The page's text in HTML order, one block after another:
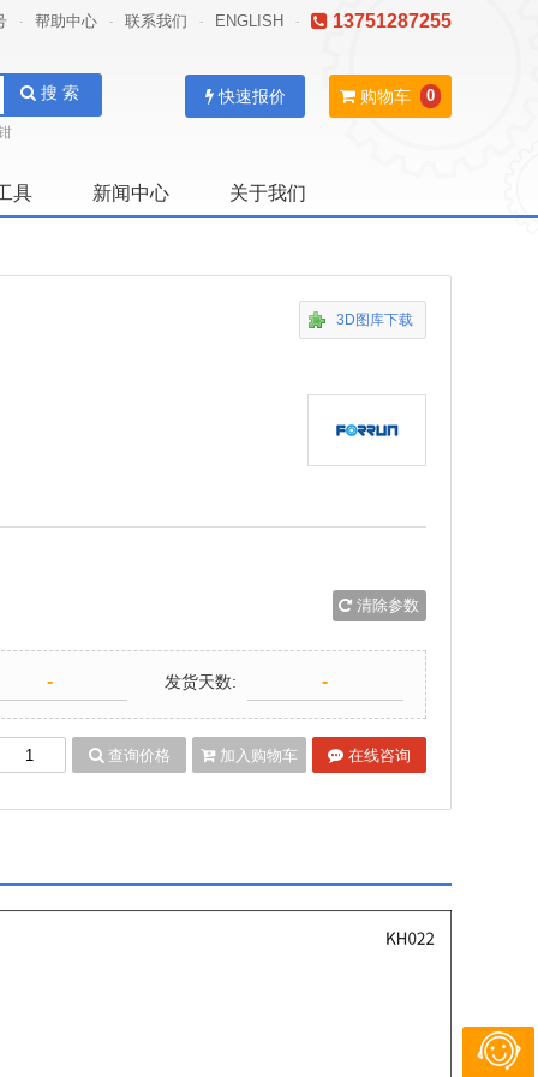
- 帮助中心 - 联系我们 - ENGLISH - 13751287255
搜 索 购物车 0
快速报价
具 新闻中心 关于我们
3D图库下载
清除参数
- 发货天数: -
查询价格 加入购物车 在线咨询